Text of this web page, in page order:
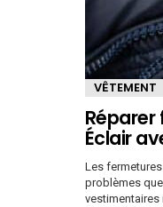
VÊTEMENT
Éclair
Les
problèmes
vestimentaires